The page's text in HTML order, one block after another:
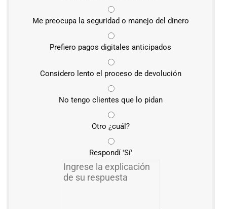
Me preocupa la seguridad o manejo del dinero
Prefiero pagos digitales anticipados
Considero lento el proceso de devolución
No tengo clientes que lo pidan
Otro ¿cuál?
Respondí 'Sí'